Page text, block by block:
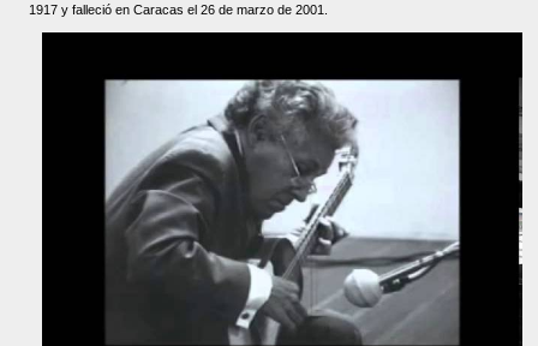
1917 y falleció en Caracas el 26 de marzo de 2001.